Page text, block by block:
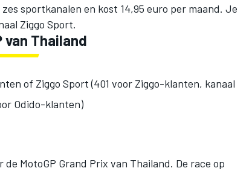
sportkanalen en kost 14,95 euro per maand. Je
Ziggo Sport.
van Thailand
of Ziggo Sport (401 voor Ziggo-klanten, kanaal
Odido-klanten)
MotoGP Grand Prix van Thailand. De race op